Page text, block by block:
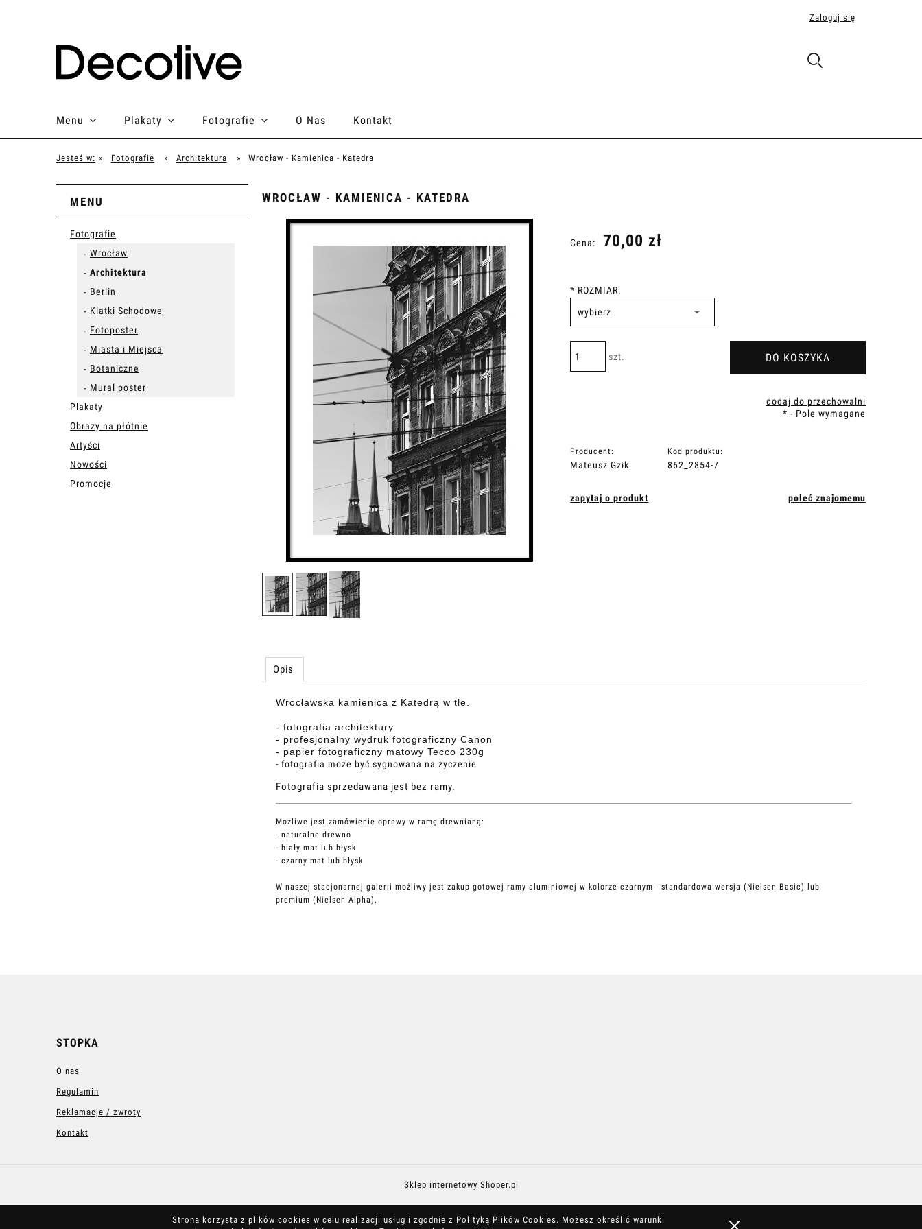
Strona korzysta z plików cookies w celu realizacji usług i zgodnie z Polityką Plików Cookies. Możesz określić warunki
Zaloguj się
Menu Plakaty Fotografie O Nas Kontakt
Jesteś w: » Fotografie » Architektura » Wrocław - Kamienica - Katedra
MENU
Fotografie
Wrocław
Architektura
Berlin
Klatki Schodowe
Fotoposter
Miasta i Miejsca
Botaniczne
Mural poster
Plakaty
Obrazy na płótnie
Artyści
Nowości
Promocje
WROCŁAW - KAMIENICA - KATEDRA
Cena: 70,00 zł
* ROZMIAR:
szt. DO KOSZYKA
dodaj do przechowalni
* - Pole wymagane
Producent:
Mateusz Gzik
Kod produktu:
862_2854-7
zapytaj o produkt poleć znajomemu
Opis
Wrocławska kamienica z Katedrą w tle.
- fotografia architektury
- profesjonalny wydruk fotograficzny Canon
- papier fotograficzny matowy Tecco 230g
- fotografia może być sygnowana na życzenie
Fotografia sprzedawana jest bez ramy.
Możliwe jest zamówienie oprawy w ramę drewnianą:
- naturalne drewno
- biały mat lub błysk
- czarny mat lub błysk
W naszej stacjonarnej galerii możliwy jest zakup gotowej ramy aluminiowej w kolorze czarnym - standardowa wersja (Nielsen Basic) lub
premium (Nielsen Alpha).
STOPKA
O nas
Regulamin
Reklamacje / zwroty
Kontakt
Sklep internetowy Shoper.pl